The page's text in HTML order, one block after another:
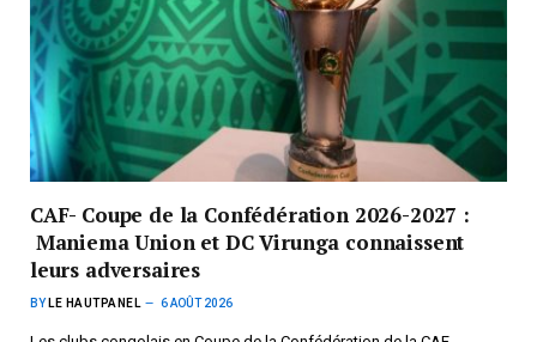
CAF- Coupe de la Confédération 2026-2027 :
Maniema Union et DC Virunga connaissent
leurs adversaires
BY LE HAUTPANEL 6 AOÛT 2026